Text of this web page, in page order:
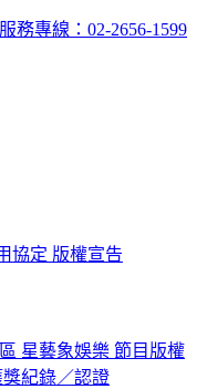
務專線：02-2656-1599
協定 版權宣告
星藝象娛樂 節目版權
獎紀錄／認證